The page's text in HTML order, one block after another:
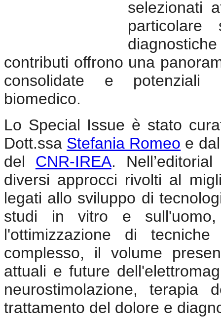
selezionati
particolare
contributi offrono una
consolidate e potenziali
biomedico.
Lo Special Issue è stato
Dott.ssa Stefania Romeo e
del CNR-IREA.
diversi approcci rivolti al
legati allo sviluppo di
studi in vitro e sull'uomo,
l'ottimizzazione di
complesso, il volume
attuali e future
neurostimolazione, terapia
trattamento del dolore e